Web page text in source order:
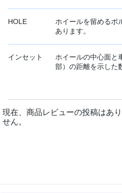
HOLE
ホイールを留めるボ
あります。
インセット
ホイールの中心面と
部）の距離を示した
現在、商品レビューの投稿はあり
せん。